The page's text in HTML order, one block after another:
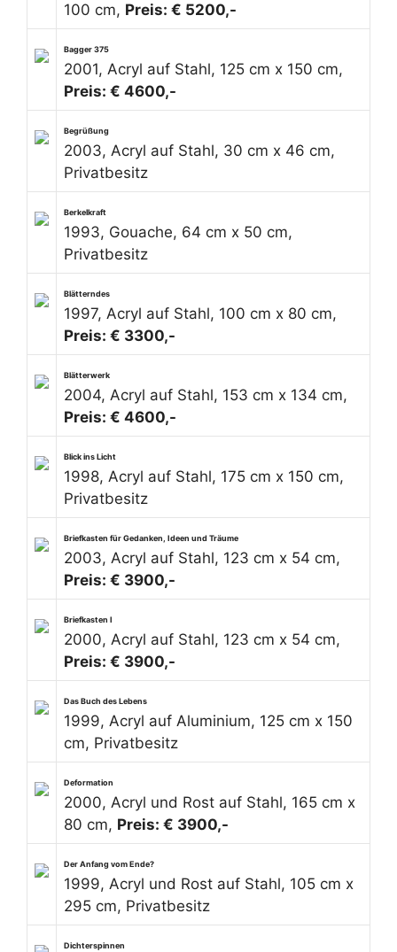
100 cm, Preis: € 5200,-
Bagger 375
2001, Acryl auf Stahl, 125 cm x 150 cm,
Preis: € 4600,-
Begrüßung
2003, Acryl auf Stahl, 30 cm x 46 cm,
Privatbesitz
Berkelkraft
1993, Gouache, 64 cm x 50 cm,
Privatbesitz
Blätterndes
1997, Acryl auf Stahl, 100 cm x 80 cm,
Preis: € 3300,-
Blätterwerk
2004, Acryl auf Stahl, 153 cm x 134 cm,
Preis: € 4600,-
Blick ins Licht
1998, Acryl auf Stahl, 175 cm x 150 cm,
Privatbesitz
Briefkasten für Gedanken, Ideen und Träume
2003, Acryl auf Stahl, 123 cm x 54 cm,
Preis: € 3900,-
Briefkasten I
2000, Acryl auf Stahl, 123 cm x 54 cm,
Preis: € 3900,-
Das Buch des Lebens
1999, Acryl auf Aluminium, 125 cm x 150
cm, Privatbesitz
Deformation
2000, Acryl und Rost auf Stahl, 165 cm x
80 cm, Preis: € 3900,-
Der Anfang vom Ende?
1999, Acryl und Rost auf Stahl, 105 cm x
295 cm, Privatbesitz
Dichterspinnen